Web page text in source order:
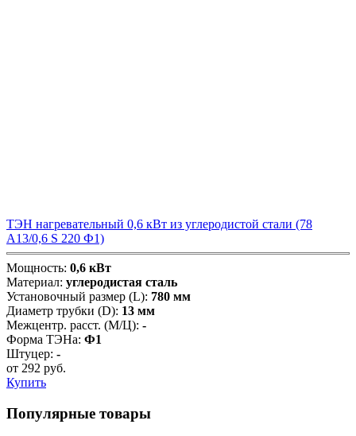
ТЭН нагревательный 0,6 кВт из углеродистой стали (78
А13/0,6 S 220 Ф1)
Мощность: 0,6 кВт
Материал: углеродистая сталь
Установочный размер (L): 780 мм
Диаметр трубки (D): 13 мм
Межцентр. расст. (М/Ц): -
Форма ТЭНа: Ф1
Штуцер: -
от 292 руб.
Купить
Популярные товары